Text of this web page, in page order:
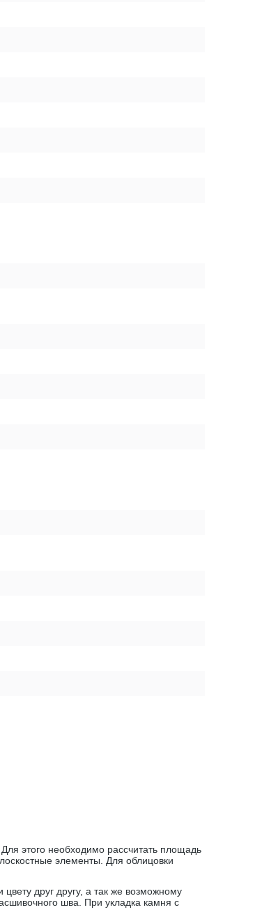
этого необходимо рассчитать площадь
элементы. Для облицовки
друг другу, а так же возможному
шва. При укладка камня с